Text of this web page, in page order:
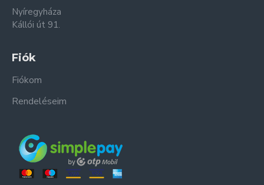
Nyíregyháza
Kállói út 91.
Fiók
Fiókom
Rendeléseim